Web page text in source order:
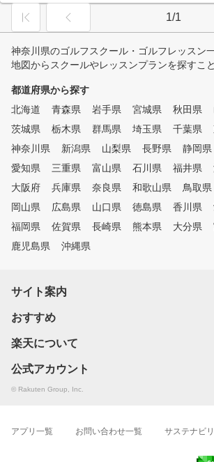
1/1
神奈川県のゴルフスクール・ゴルフレッスン
地図からスクールやレッスンプランを探すこ
都道府県から探す
北海道
青森県 岩手県 宮城県 秋田県
茨城県
栃木県 群馬県 埼玉県 千葉県
神奈川県
新潟県 山梨県 長野県 静岡県
愛知県
三重県 富山県 石川県 福井県
大阪府
兵庫県 奈良県 和歌山県 鳥取県
岡山県
広島県 山口県 徳島県 香川県
福岡県
佐賀県 長崎県 熊本県 大分県
鹿児島県
沖縄県
サイト案内
おすすめ
楽天について
公式アカウント
© Rakuten Group, Inc.
アプリ一覧 お問い合わせ一覧 サステナビ